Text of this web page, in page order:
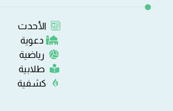
الأحدث
دعوية
رياضية
طلابية
كشفية